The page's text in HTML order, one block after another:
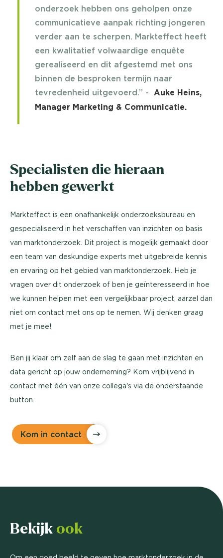
onderzoek hebben ons geholpen onze
communicatieve aanpak richting jongeren
verder aan te scherpen. Markteffect heeft
een kwalitatief volwaardige enquête
gerealiseerd en dit afgestemd met ons
binnen de besproken termijn naar
tevredenheid uitgevoerd.” - Auke Heins,
Manager Marketing & Communicatie.
Specialisten die hieraan
hebben gewerkt
Markteffect is een onafhankelijk onderzoeksbureau en
gespecialiseerd in het verschaffen van inzichten op basis
van marktonderzoek. Dit project is mogelijk gemaakt door
een team van deskundige experts met uitgebreide kennis
en ervaring op het gebied van marktonderzoek. Heb je
vragen over dit onderzoek of ben je geïnteresseerd in hoe
we kunnen helpen met een vergelijkbaar project, aarzel dan
niet om contact met ons op te nemen. Wij denken graag
met je mee!
Ben jij klaar om zelf aan de slag te gaan met inzichten en
data gericht op jouw onderneming? Kom vrijblijvend in
contact met één van onze collega's via de onderstaande
button.
Kom in contact
Bekijk ook